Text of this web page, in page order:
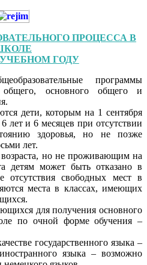
ПРОЦЕССА В
УЧЕБНОМ ГОДУ
программы
общего, основного общего и
дети, которым на 1 сентября
лет и 6 месяцев при отсутствии
здоровья, но не позже
лет.
но не проживающим на
детям может быть отказано в
отсутствия свободных мест в
места в классах, имеющих
для получения основного
по очной форме обучения –
государственного языка –
языка – возможно